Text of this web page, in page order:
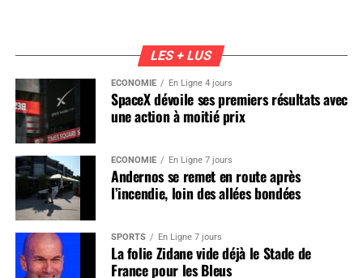
LES + LUS
ÉCONOMIE En Ligne 4 jours
SpaceX dévoile ses premiers résultats avec
une action à moitié prix
ÉCONOMIE En Ligne 7 jours
Andernos se remet en route après
l’incendie, loin des allées bondées
SPORTS En Ligne 7 jours
La folie Zidane vide déjà le Stade de
France pour les Bleus